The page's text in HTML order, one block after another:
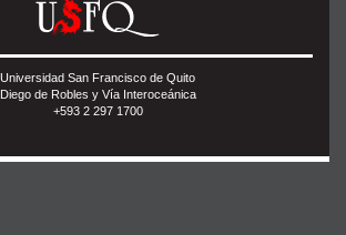
Universidad San Francisco de Quito
Diego de Robles y Vía Interoceánica
+593 2 297 1700